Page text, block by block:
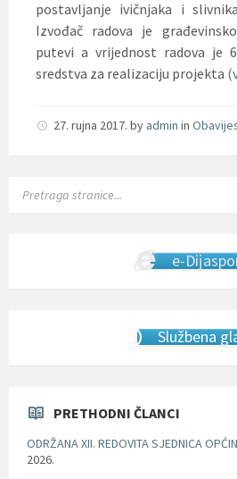
postavljanje ivičnjaka i
Izvođač radova je
putevi a vrijednost radova je
sredstva za realizaciju projekta
27. rujna 2017. by admin in
e-
Službena
PRETHODNI ČLANCI
ODRŽANA XII. REDOVITA SJEDNICA
2026.